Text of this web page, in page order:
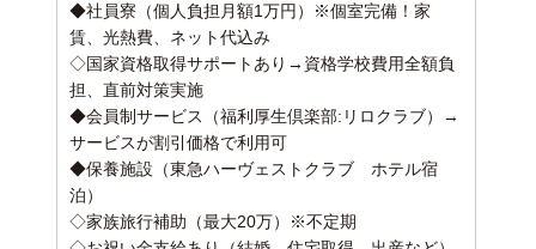
◆社員寮（個人負担月額1万円）※個室完備！家
賃、光熱費、ネット代込み
◇国家資格取得サポートあり→資格学校費用全額負
担、直前対策実施
◆会員制サービス（福利厚生倶楽部:リロクラブ）→
サービスが割引価格で利用可
◆保養施設（東急ハーヴェストクラブ ホテル宿
泊）
◇家族旅行補助（最大20万）※不定期